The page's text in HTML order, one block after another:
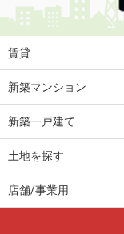
賃貸
新築マンション
新築一戸建て
土地を探す
店舗/事業用